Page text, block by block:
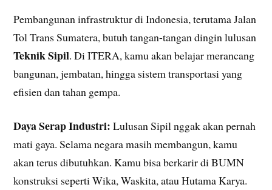
Pembangunan infrastruktur di Indonesia, terutama Jalan
Tol Trans Sumatera, butuh tangan-tangan dingin lulusan
Teknik Sipil. Di ITERA, kamu akan belajar merancang
bangunan, jembatan, hingga sistem transportasi yang
efisien dan tahan gempa.
Daya Serap Industri: Lulusan Sipil nggak akan pernah
mati gaya. Selama negara masih membangun, kamu
akan terus dibutuhkan. Kamu bisa berkarir di BUMN
konstruksi seperti Wika, Waskita, atau Hutama Karya.